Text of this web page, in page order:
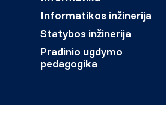
Informatikos inžinerija
Statybos inžinerija
Pradinio ugdymo
pedagogika